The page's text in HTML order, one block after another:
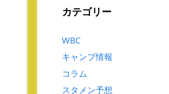
カテゴリー
WBC
キャンプ情報
コラム
スタメン予想